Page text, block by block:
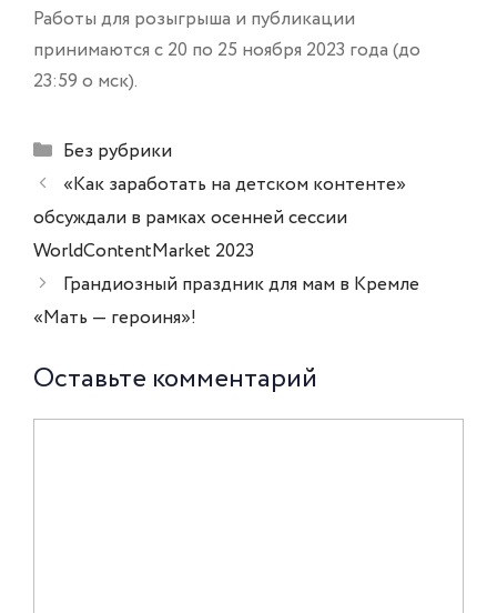
Работы для розыгрыша и публикации
принимаются с 20 по 25 ноября 2023 года (до
23:59 о мск).
Рубрики
Без рубрики
Навигация
записи
«Как заработать на детском контенте»
обсуждали в рамках осенней сессии
WorldContentMarket 2023
Грандиозный праздник для мам в Кремле
«Мать — героиня»!
Оставьте комментарий